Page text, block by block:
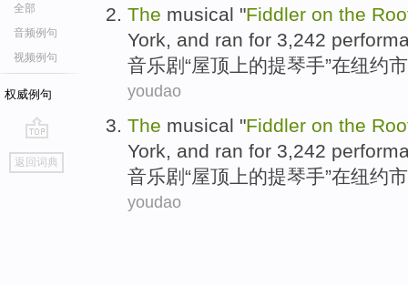
全部
音频例句
视频例句
权威例句
go
top
返回词典
The musical "Fiddler on the
York, and ran for 3,242
音乐剧“屋顶 上的提琴手”在纽约市
youdao
The musical "Fiddler on the
York , and ran for 3,242
音乐剧“屋顶 上的提琴手”在纽约市
youdao